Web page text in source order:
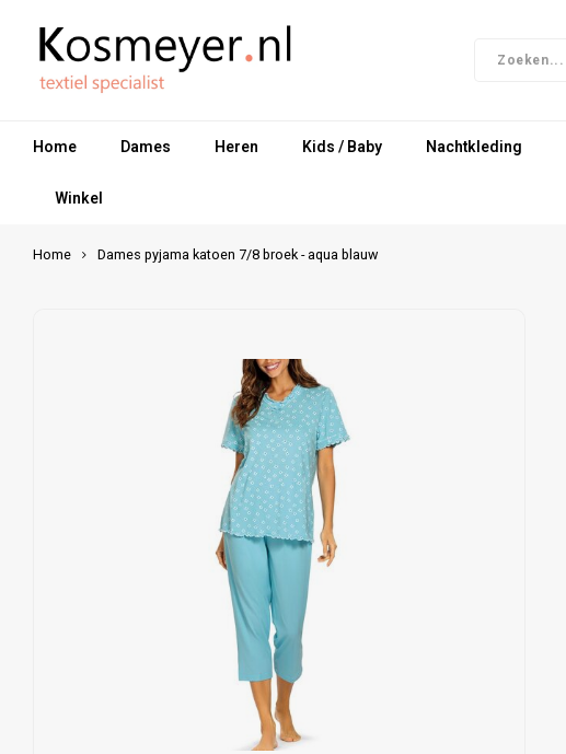
Home Dames Heren Kids / Baby Nachtkleding
Winkel
Home Dames pyjama katoen 7/8 broek - aqua blauw